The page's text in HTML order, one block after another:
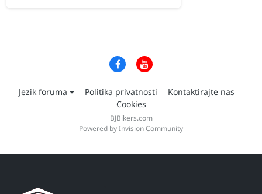
Jezik foruma Politika privatnosti
Kontaktirajte nas
Cookies
BJBikers.com
Powered by Invision Community